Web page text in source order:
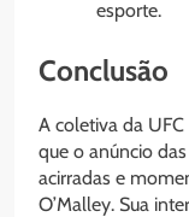
esporte.
Conclusão
A coletiva da
que o anúncio
acirradas e
O’Malley. Sua